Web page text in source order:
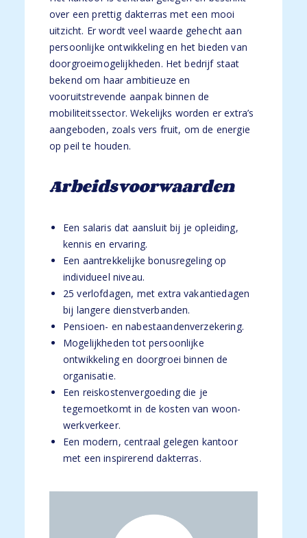
over een prettig dakterras met een mooi
uitzicht. Er wordt veel waarde gehecht aan
persoonlijke ontwikkeling en het bieden van
doorgroeimogelijkheden. Het bedrijf staat
bekend om haar ambitieuze en
vooruitstrevende aanpak binnen de
mobiliteitssector. Wekelijks worden er extra’s
aangeboden, zoals vers fruit, om de energie
op peil te houden.
Arbeidsvoorwaarden
Een salaris dat aansluit bij je opleiding,
kennis en ervaring.
Een aantrekkelijke bonusregeling op
individueel niveau.
25 verlofdagen, met extra vakantiedagen
bij langere dienstverbanden.
Pensioen- en nabestaandenverzekering.
Mogelijkheden tot persoonlijke
ontwikkeling en doorgroei binnen de
organisatie.
Een reiskostenvergoeding die je
tegemoetkomt in de kosten van woon-
werkverkeer.
Een modern, centraal gelegen kantoor
met een inspirerend dakterras.